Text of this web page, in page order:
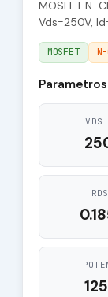
MOSFET N-
Vds=250V,
MOSFET
VDS